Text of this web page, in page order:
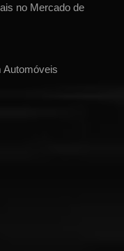
no Mercado de
Automóveis